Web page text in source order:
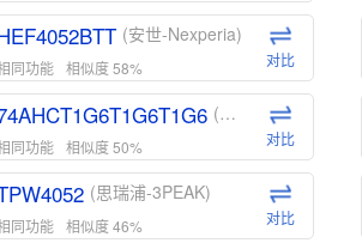
(安世-Nexperia)
同功能 相似度 58% 对比
(安世-Nexperia)
同功能 相似度 50% 对比
(思瑞浦-3PEAK)
同功能 相似度 46% 对比